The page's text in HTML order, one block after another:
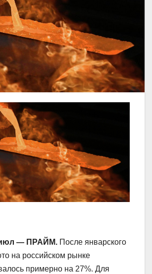
— ПРАЙМ. После январского
на российском рынке
примерно на 27%. Для